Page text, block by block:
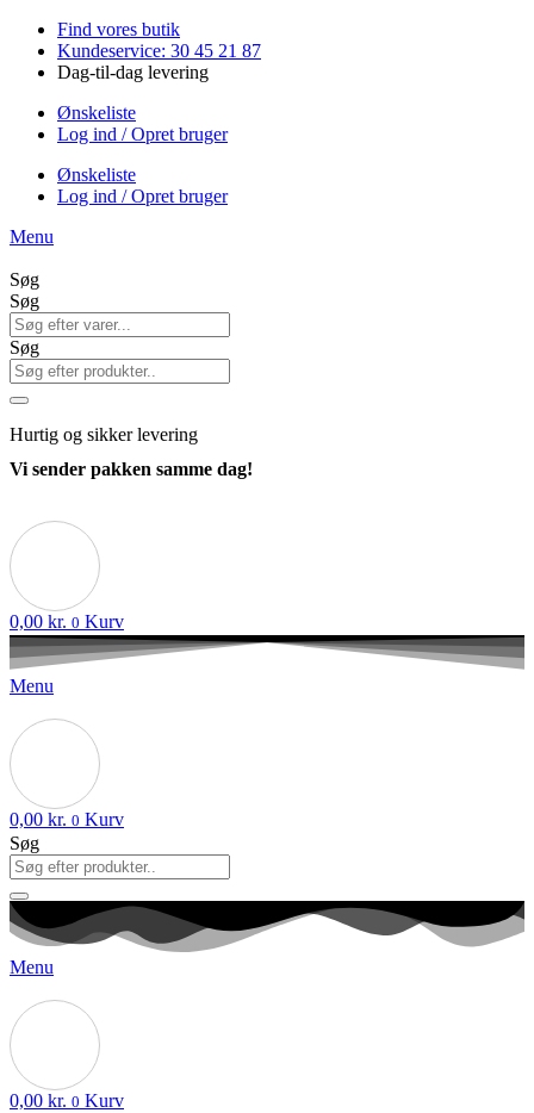
Videre
indhold
Find vores butik
Kundeservice: 30 45 21 87
Dag-til-dag levering
Ønskeliste
Log ind / Opret bruger
Ønskeliste
Log ind / Opret bruger
Menu
Søg
Søg
Søg
Hurtig og sikker levering
Vi sender pakken samme dag!
0,00 kr. 0 Kurv
Menu
0,00 kr. 0 Kurv
Søg
Menu
0,00 kr. 0 Kurv